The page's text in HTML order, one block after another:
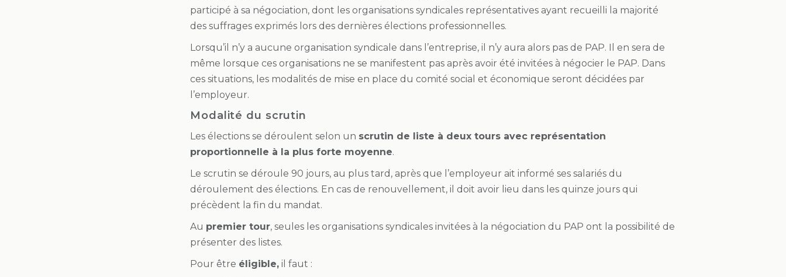
participé à sa négociation, dont les organisations syndicales représentatives ayant recueilli la majorité
des suffrages exprimés lors des dernières élections professionnelles.
Lorsqu’il n’y a aucune organisation syndicale dans l’entreprise, il n’y aura alors pas de PAP. Il en sera de
même lorsque ces organisations ne se manifestent pas après avoir été invitées à négocier le PAP. Dans
ces situations, les modalités de mise en place du comité social et économique seront décidées par
l’employeur.
Modalité du scrutin
Les élections se déroulent selon un scrutin de liste à deux tours avec représentation
proportionnelle à la plus forte moyenne.
Le scrutin se déroule 90 jours, au plus tard, après que l’employeur ait informé ses salariés du
déroulement des élections. En cas de renouvellement, il doit avoir lieu dans les quinze jours qui
précèdent la fin du mandat.
Au premier tour, seules les organisations syndicales invitées à la négociation du PAP ont la possibilité de
présenter des listes.
Pour être éligible, il faut :